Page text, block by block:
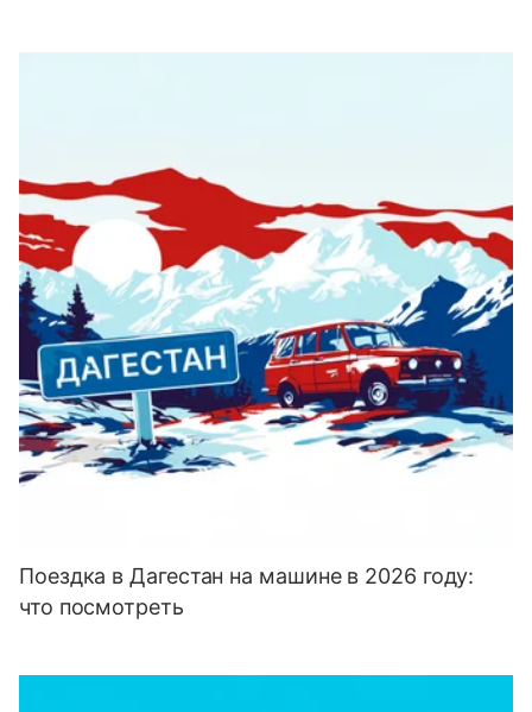
Поездка в Дагестан на машине в 2026 году:
что посмотреть